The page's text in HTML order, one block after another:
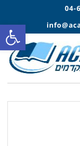
04-
פתח